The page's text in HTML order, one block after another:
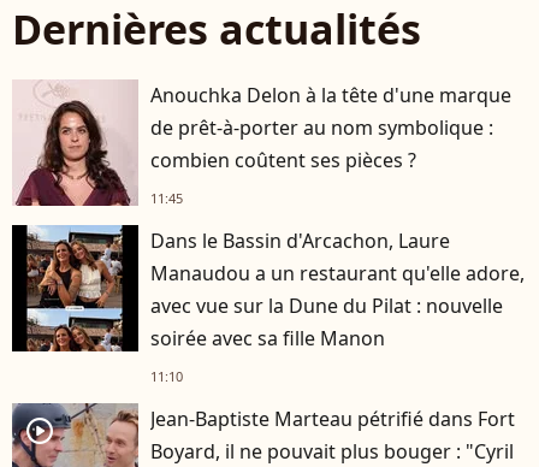
Dernières actualités
Anouchka Delon à la tête d'une marque
de prêt-à-porter au nom symbolique :
combien coûtent ses pièces ?
11:45
Dans le Bassin d'Arcachon, Laure
Manaudou a un restaurant qu'elle adore,
avec vue sur la Dune du Pilat : nouvelle
soirée avec sa fille Manon
11:10
player2
Jean-Baptiste Marteau pétrifié dans Fort
Boyard, il ne pouvait plus bouger : "Cyril